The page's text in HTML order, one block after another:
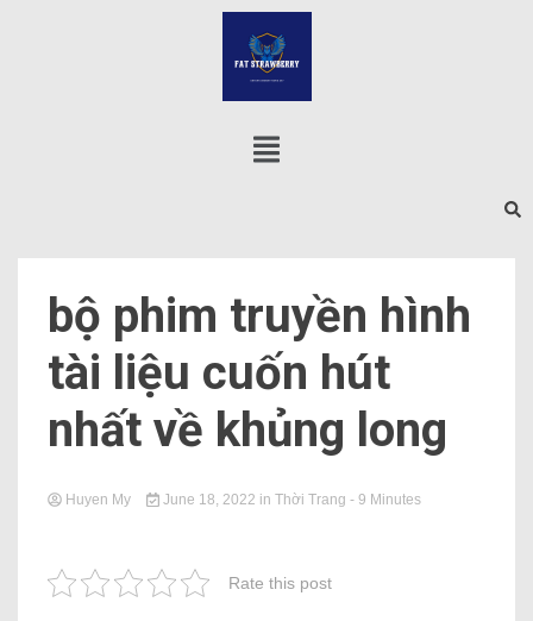
bộ phim truyền hình
tài liệu cuốn hút
nhất về khủng long
Huyen My June 18, 2022 in Thời Trang - 9 Minutes
Rate this post